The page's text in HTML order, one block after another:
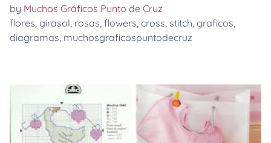
by Muchos Gráficos Punto de Cruz
flores, girasol, rosas, flowers, cross, stitch, graficos,
diagramas, muchosgraficospuntodecruz